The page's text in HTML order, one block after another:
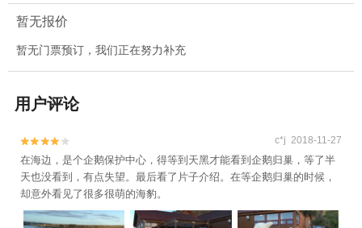
暂无报价
暂无门票预订，我们正在努力补充
用户评论

 c*j 2018-11-27
在海边，是个企鹅保护中心，得等到天黑才能看到企鹅归巢，等了半
天也没看到，有点失望。最后看了片子介绍。在等企鹅归巢的时候，
却意外看见了很多很萌的海豹。